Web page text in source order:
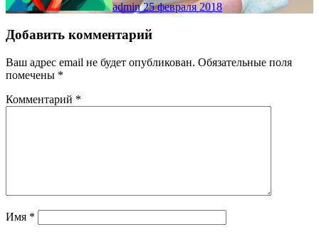
admin25 февраля 2018
Добавить комментарий
Ваш адрес email не будет опубликован. Обязательные поля
помечены *
Комментарий *
Имя *